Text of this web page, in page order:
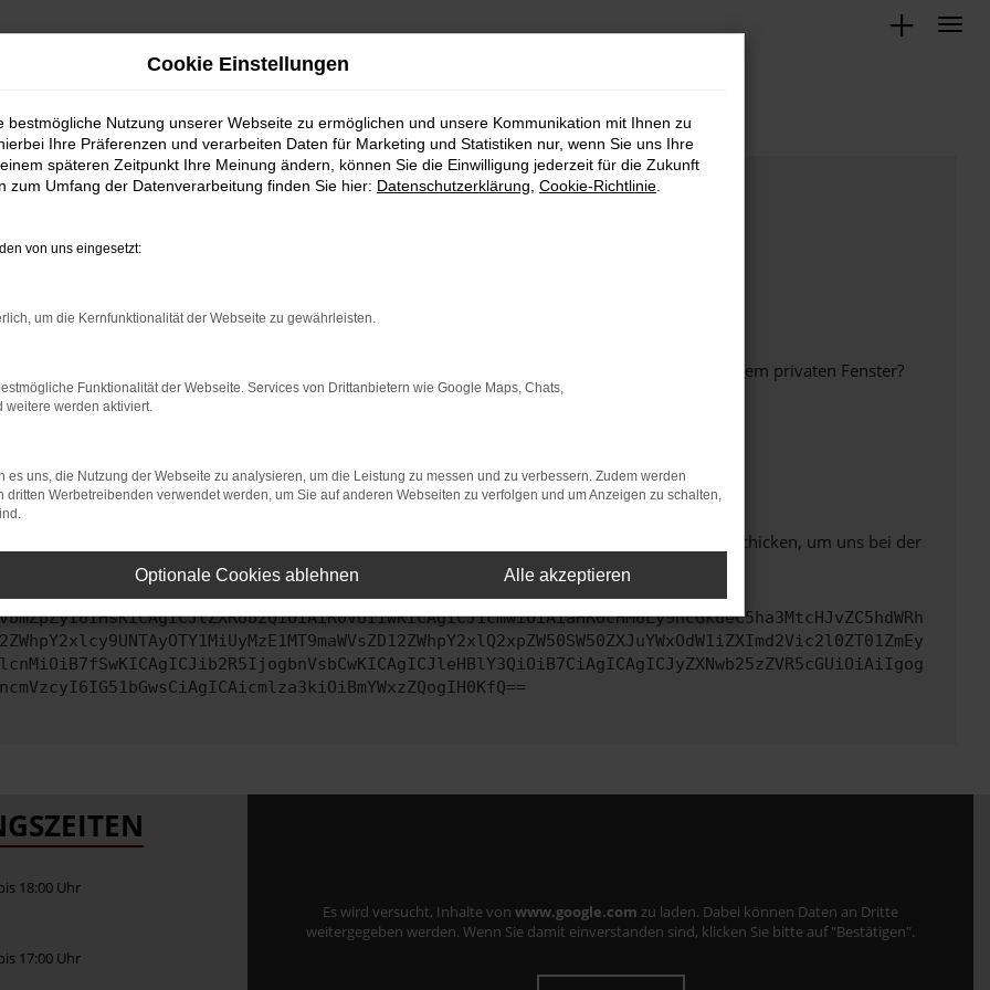
bestimmter Seiten verhindern. Funktioniert die Seite in einem anderen Browser oder in einem privaten Fenster?
beheben.
auf dem neuesten Stand sind.
kann auch dazu führen, dass bestimmte Funktionen nicht mehr unterstützt werden.
uns bitte. Wir werden versuchen, das Problem zu beheben. Du kannst uns diesen Text schicken, um uns bei der
18:00 Uhr
17:00 Uhr
Es wird versucht, Inhalte von www.google.com zu laden. Dabei können Daten an Dritte
weitergegeben werden. Wenn Sie damit einverstanden sind, klicken Sie bitte auf "Bestätigen".
Cookie Einstellungen
bestmögliche Nutzung unserer Webseite zu ermöglichen und unsere Kommunikation mit Ihnen zu
Ihre Präferenzen und verarbeiten Daten für Marketing und Statistiken nur, wenn Sie uns Ihre
späteren Zeitpunkt Ihre Meinung ändern, können Sie die Einwilligung jederzeit für die Zukunft
zum Umfang der Datenverarbeitung finden Sie hier: Datenschutzerklärung Cookie-Richtlinie
von uns eingesetzt:
um die Kernfunktionalität der Webseite zu gewährleisten.
Funktionalität der Webseite. Services von Drittanbietern wie Google Maps, Chats,
weitere werden aktiviert.
es uns, die Nutzung der Webseite zu analysieren, um die Leistung zu messen und zu verbessern. Zudem werden
dritten Werbetreibenden verwendet werden, um Sie auf anderen Webseiten zu verfolgen und um Anzeigen zu schalten,
Optionale Cookies ablehnen Alle akzeptieren